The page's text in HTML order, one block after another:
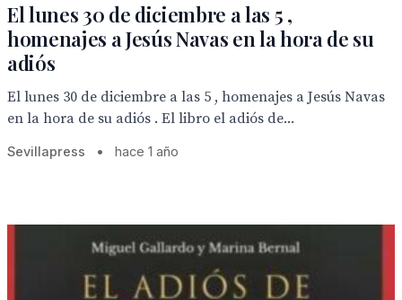
El lunes 30 de diciembre a las 5 ,
homenajes a Jesús Navas en la hora de su
adiós
El lunes 30 de diciembre a las 5 , homenajes a Jesús Navas
en la hora de su adiós . El libro el adiós de...
Sevillapress • hace 1 año